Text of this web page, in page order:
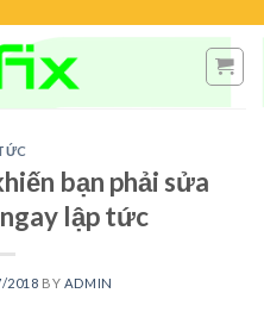
bạn phải sửa
lập tức
2018 BY ADMIN